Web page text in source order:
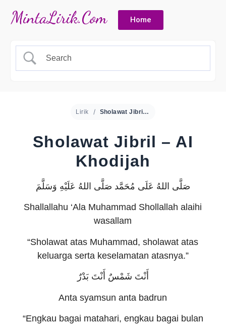
Home
Lirik Sholawat Jibril – AI Khodijah
Sholawat Jibril – AI
Khodijah
صَلَّى اللهُ عَلَى مُحَمَّد صَلَّى اللهُ عَلَيْهِ وَسَلَّمَ
Shallallahu ‘Ala Muhammad Shollallah alaihi
wasallam
“Sholawat atas Muhammad, sholawat atas
keluarga serta keselamatan atasnya.”
أَنْتَ شَمْسٌ أَنْتَ بَدْرٌ
Anta syamsun anta badrun
“Engkau bagai matahari, engkau bagai bulan